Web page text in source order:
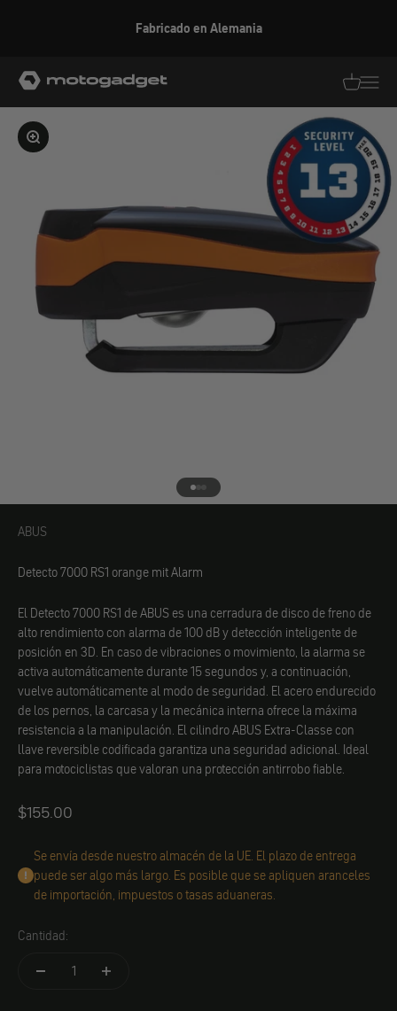
Fabricado en Alemania
motogadget GmbH
Ampliar la imagen
Ir al elemento 1
Ir al elemento 2
Ir al elemento 3
ABUS
ABUS
Detecto 7000 RS1 orange mit Alarm
El Detecto 7000 RS1 de ABUS es una cerradura de disco de freno de
alto rendimiento con alarma de 100 dB y detección inteligente de
posición en 3D. En caso de vibraciones o movimiento, la alarma se
activa automáticamente durante 15 segundos y, a continuación,
vuelve automáticamente al modo de seguridad. El acero endurecido
de los pernos, la carcasa y la mecánica interna ofrece la máxima
resistencia a la manipulación. El cilindro ABUS Extra-Classe con
llave reversible codificada garantiza una seguridad adicional. Ideal
para motociclistas que valoran una protección antirrobo fiable.
Angebot
$155.00
Se envía desde nuestro almacén de la UE. El plazo de entrega
puede ser algo más largo. Es posible que se apliquen aranceles
de importación, impuestos o tasas aduaneras.
Cantidad: